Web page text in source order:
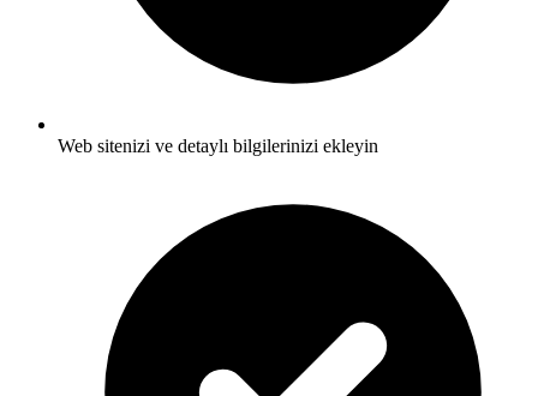
Web sitenizi ve detaylı bilgilerinizi ekleyin